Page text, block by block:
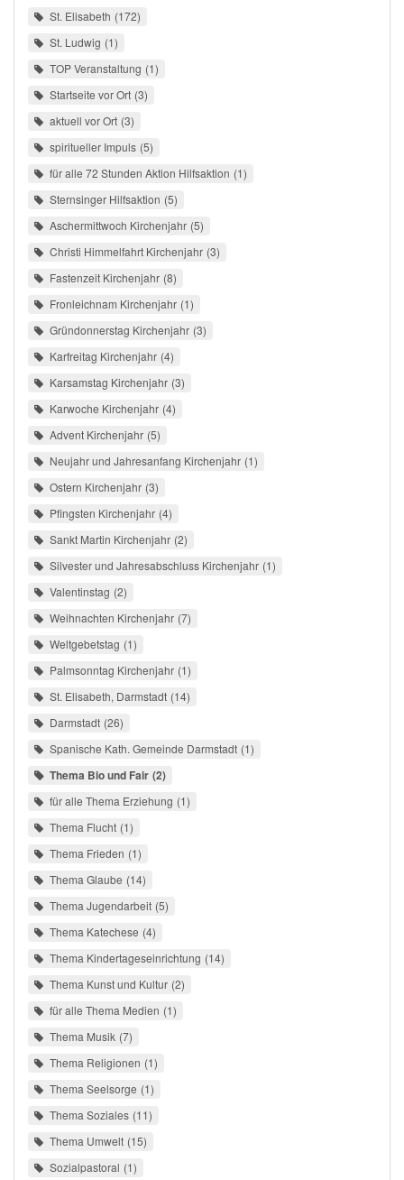
St. Elisabeth 172
St. Ludwig 1
TOP Veranstaltung 1
Startseite vor Ort 3
aktuell vor Ort 3
spiritueller Impuls 5
für alle 72 Stunden Aktion Hilfsaktion 1
Sternsinger Hilfsaktion 5
Aschermittwoch Kirchenjahr 5
Christi Himmelfahrt Kirchenjahr 3
Fastenzeit Kirchenjahr 8
Fronleichnam Kirchenjahr 1
Gründonnerstag Kirchenjahr 3
Karfreitag Kirchenjahr 4
Karsamstag Kirchenjahr 3
Karwoche Kirchenjahr 4
Advent Kirchenjahr 5
Neujahr und Jahresanfang Kirchenjahr 1
Ostern Kirchenjahr 3
Pfingsten Kirchenjahr 4
Sankt Martin Kirchenjahr 2
Silvester und Jahresabschluss Kirchenjahr 1
Valentinstag 2
Weihnachten Kirchenjahr 7
Weltgebetstag 1
Palmsonntag Kirchenjahr 1
St. Elisabeth, Darmstadt 14
Darmstadt 26
Spanische Kath. Gemeinde Darmstadt 1
Thema Bio und Fair 2
für alle Thema Erziehung 1
Thema Flucht 1
Thema Frieden 1
Thema Glaube 14
Thema Jugendarbeit 5
Thema Katechese 4
Thema Kindertageseinrichtung 14
Thema Kunst und Kultur 2
für alle Thema Medien 1
Thema Musik 7
Thema Religionen 1
Thema Seelsorge 1
Thema Soziales 11
Thema Umwelt 15
Sozialpastoral 1